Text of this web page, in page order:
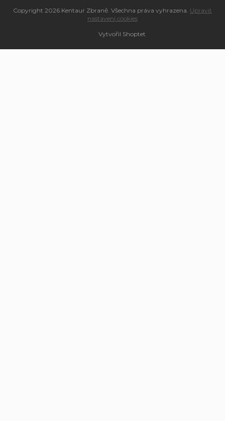
Vytvořil Shoptet
Copyright 2026 Kentaur Zbraně. Všechna práva vyhrazena. Upravit
nastavení cookies